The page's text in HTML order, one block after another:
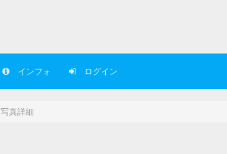
インフォ ログイン
写真詳細